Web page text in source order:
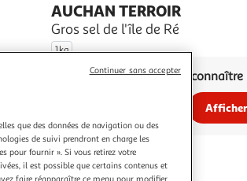
AUCHAN TERROIR
Gros sel de l'île de Ré
1kg
Vous voulez
que des données de navigation ou des
de suivi prendront en charge les
pour fournir ». Si vous retirez votre
il est possible que certains contenus et
faire réapparaître ce menu pour modifier
Continuer sans accepter